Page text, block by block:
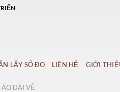
LẤY SỐ ĐO LIÊN HỆ GIỚI
DÀI VẼ